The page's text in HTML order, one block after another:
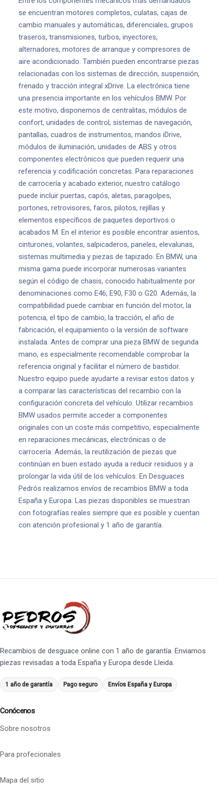
se encuentran motores completos, culatas, cajas de
cambio manuales y automáticas, diferenciales, grupos
traseros, transmisiones, turbos, inyectores,
alternadores, motores de arranque y compresores de
aire acondicionado. También pueden encontrarse piezas
relacionadas con los sistemas de dirección, suspensión,
frenado y tracción integral xDrive. La electrónica tiene
una presencia importante en los vehículos BMW. Por
este motivo, disponemos de centralitas, módulos de
confort, unidades de control, sistemas de navegación,
pantallas, cuadros de instrumentos, mandos iDrive,
módulos de iluminación, unidades de ABS y otros
componentes electrónicos que pueden requerir una
referencia y codificación concretas. Para reparaciones
de carrocería y acabado exterior, nuestro catálogo
puede incluir puertas, capós, aletas, paragolpes,
portones, retrovisores, faros, pilotos, rejillas y
elementos específicos de paquetes deportivos o
acabados M. En el interior es posible encontrar asientos,
cinturones, volantes, salpicaderos, paneles, elevalunas,
sistemas multimedia y piezas de tapizado. En BMW, una
misma gama puede incorporar numerosas variantes
según el código de chasis, conocido habitualmente por
denominaciones como E46, E90, F30 o G20. Además, la
compatibilidad puede cambiar en función del motor, la
potencia, el tipo de cambio, la tracción, el año de
fabricación, el equipamiento o la versión de software
instalada. Antes de comprar una pieza BMW de segunda
mano, es especialmente recomendable comprobar la
referencia original y facilitar el número de bastidor.
Nuestro equipo puede ayudarte a revisar estos datos y
a comparar las características del recambio con la
configuración concreta del vehículo. Utilizar recambios
BMW usados permite acceder a componentes
originales con un coste más competitivo, especialmente
en reparaciones mecánicas, electrónicas o de
carrocería. Además, la reutilización de piezas que
continúan en buen estado ayuda a reducir residuos y a
prolongar la vida útil de los vehículos. En Desguaces
Pedrós realizamos envíos de recambios BMW a toda
España y Europa. Las piezas disponibles se muestran
con fotografías reales siempre que es posible y cuentan
con atención profesional y 1 año de garantía.
Recambios de desguace online con 1 año de garantía. Enviamos
piezas revisadas a toda España y Europa desde Lleida.
1 año de garantía Pago seguro Envíos España y Europa
Conócenos
Sobre nosotros
Para profecionales
Mapa del sitio